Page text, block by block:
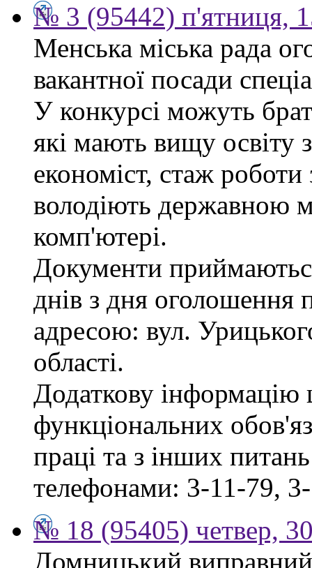
№ 3 (95442) п'ятниця,
Менська міська рада
вакантної посади
У конкурсі можуть
які мають вищу освіту
економіст, стаж
володіють державною
комп'ютері.
Документи
днів з дня оголошення
адресою: вул.
області.
Додаткову
функціональних
праці та з інших
телефонами: 3-11-79,
№ 18 (95405) четвер,
Домницький